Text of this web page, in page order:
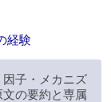
経験
子・メカニズ
の要約と専属